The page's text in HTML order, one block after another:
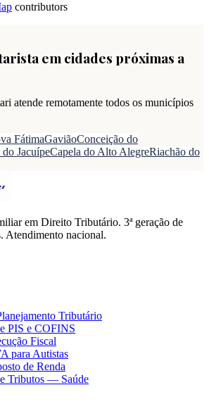
contributors
em cidades próximas a
atende remotamente todos os municípios
FátimaGaviãoConceição do
do JacuípeCapela do Alto AlegreRiachão do
em Direito Tributário. 3ª geração de
Atendimento nacional.
Tributário
PIS e COFINS
Fiscal
para Autistas
de Renda
Tributos — Saúde